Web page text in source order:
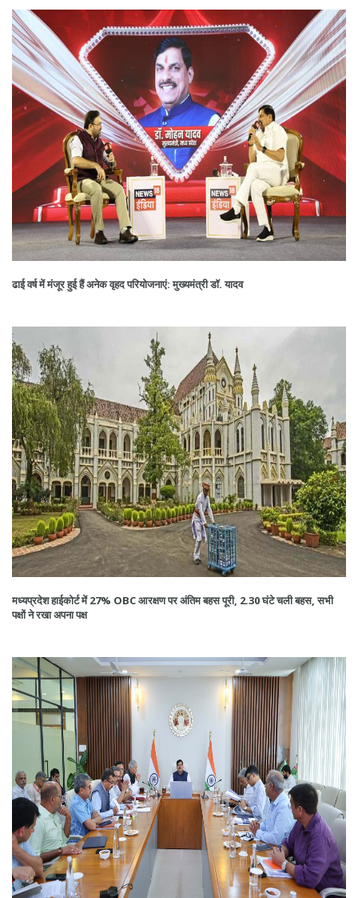
ढाई वर्ष में मंजूर हुई हैं अनेक वृहद परियोजनाएं: मुख्यमंत्री डॉ. यादव
मध्यप्रदेश हाईकोर्ट में 27% OBC आरक्षण पर अंतिम बहस पूरी, 2.30 घंटे चली बहस, सभी
पक्षों ने रखा अपना पक्ष